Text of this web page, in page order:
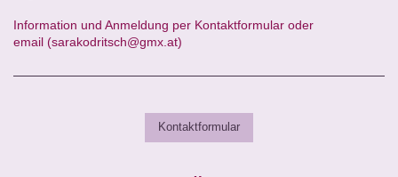
Information und Anmeldung per Kontaktformular oder
email (sarakodritsch@gmx.at)
Kontaktformular